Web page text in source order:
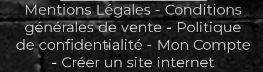
Mentions Légales
Conditions
générales de vente
Politique
de confidentialité
Mon Compte
Créer un site internet